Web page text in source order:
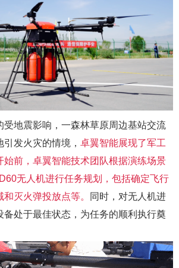
受地震影响，一森林草原周边基站交流
引发火灾的情境 ， 卓翼智能展现了军工
始前，卓翼智能技术团队根据演练场景
D60无人机进行任务规划 ， 包括确定飞行
灭火弹投放点等。
同时，对无人机进
备处于最佳状态，为任务的顺利执行奠